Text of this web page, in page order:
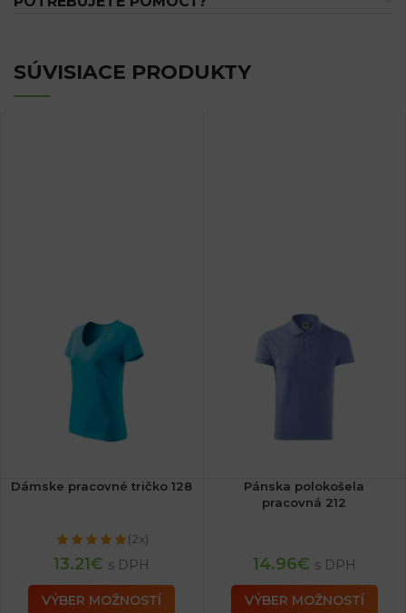
SÚVISIACE PRODUKTY
Dámske pracovné tričko 128
(2x)
13.21€ s DPH
VÝBER MOŽNOSTÍ
Pánska polokošela
pracovná 212
14.96€ s DPH
VÝBER MOŽNOSTÍ